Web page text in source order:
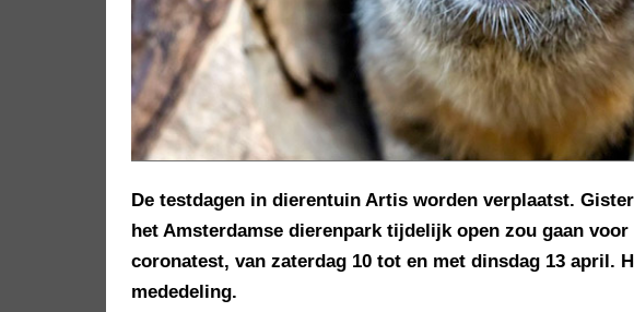
De testdagen in dierentuin Artis worden verplaatst.
het Amsterdamse dierenpark tijdelijk open zou gaan
coronatest, van zaterdag 10 tot en met dinsdag 13 april.
mededeling.